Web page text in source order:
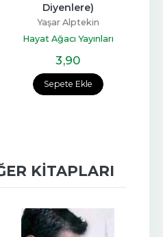
Sepete Ekle
Diyenlere)
Yaşar Alptekin
Hayat Ağacı Yayınları
3,90
KITAPLARI